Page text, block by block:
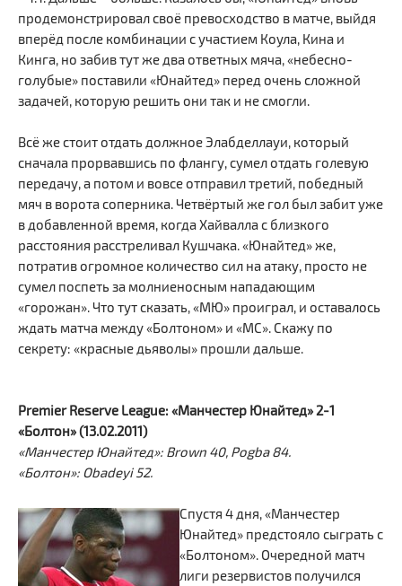
продемонстрировал своё превосходство в матче, выйдя
вперёд после комбинации с участием Коула, Кина и
Кинга, но забив тут же два ответных мяча, «небесно-
голубые» поставили «Юнайтед» перед очень сложной
задачей, которую решить они так и не смогли.
Всё же стоит отдать должное Элабделлауи, который
сначала прорвавшись по флангу, сумел отдать голевую
передачу, а потом и вовсе отправил третий, победный
мяч в ворота соперника. Четвёртый же гол был забит уже
в добавленной время, когда Хайвалла с близкого
расстояния расстреливал Кушчака. «Юнайтед» же,
потратив огромное количество сил на атаку, просто не
сумел поспеть за молниеносным нападающим
«горожан». Что тут сказать, «МЮ» проиграл, и оставалось
ждать матча между «Болтоном» и «МС». Скажу по
секрету: «красные дьяволы» прошли дальше.
Premier Reserve League: «Манчестер Юнайтед» 2-1
«Болтон» (13.02.2011)
«Манчестер Юнайтед»: Brown 40, Pogba 84.
«Болтон»: Obadeyi 52.
Спустя 4 дня, «Манчестер
Юнайтед» предстояло сыграть с
«Болтоном». Очередной матч
лиги резервистов получился